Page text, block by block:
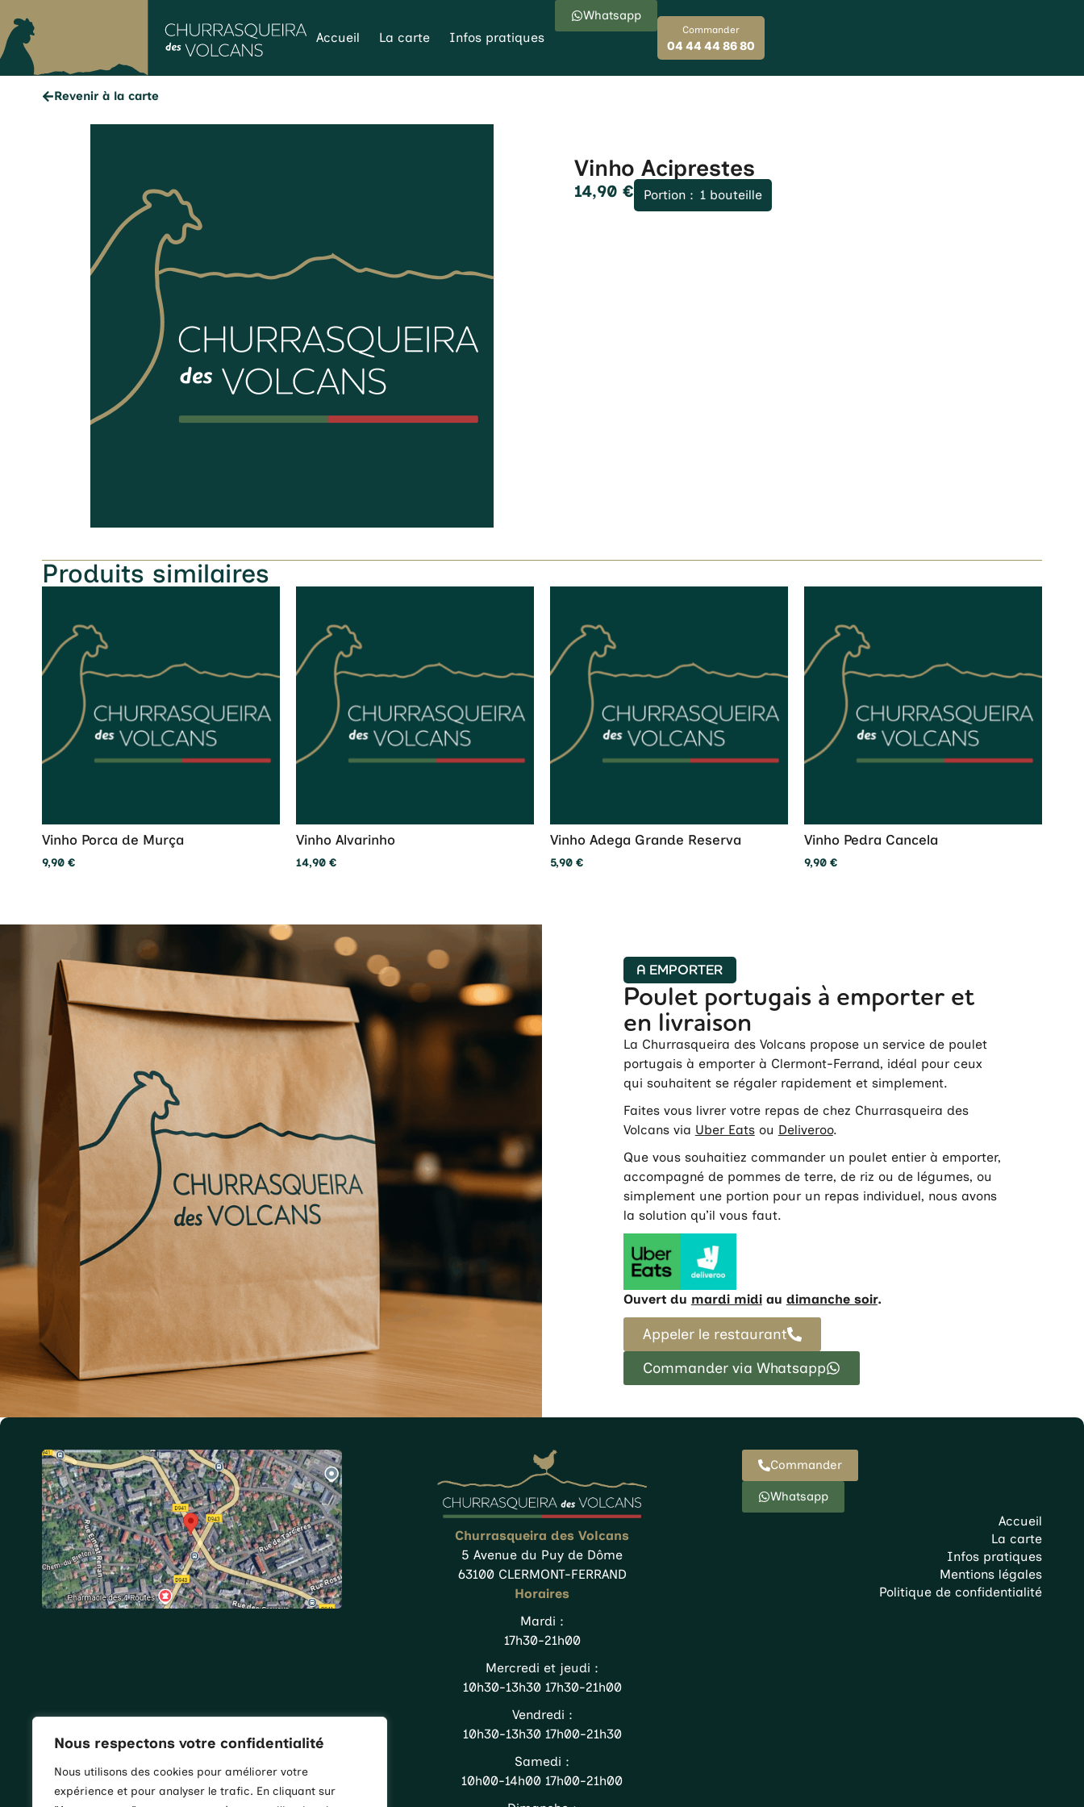
Nous respectons votre confidentialité
Nous utilisons des cookies pour améliorer votre
expérience et pour analyser le trafic. En cliquant sur
Accueil La carte Infos pratiques
Whatsapp
Commander
04 44 44 86 80
Revenir à la carte
Vinho Aciprestes
14,90 € Portion : 1 bouteille
Produits similaires
Vinho Porca de Murça
9,90 €
Vinho Alvarinho
14,90 €
Vinho Adega Grande Reserva
5,90 €
Vinho Pedra Cancela
9,90 €
A EMPORTER
Poulet portugais à emporter et
en livraison
La Churrasqueira des Volcans propose un service de poulet
portugais à emporter à Clermont-Ferrand, idéal pour ceux
qui souhaitent se régaler rapidement et simplement.
Faites vous livrer votre repas de chez Churrasqueira des
Volcans via Uber Eatsou Deliveroo.
Que vous souhaitiez commander un poulet entier à emporter,
accompagné de pommes de terre, de riz ou de légumes, ou
simplement une portion pour un repas individuel, nous avons
la solution qu’il vous faut.
Ouvert du mardi midiau dimanche soir.
Appeler le restaurant
Commander via Whatsapp
Churrasqueira des Volcans
5 Avenue du Puy de Dôme
63100 CLERMONT-FERRAND
Horaires
Mardi :
17h30-21h00
Mercredi et jeudi :
10h30-13h30 17h30-21h00
Vendredi :
10h30-13h30 17h00-21h30
Samedi :
10h00-14h00 17h00-21h00
Commander
Whatsapp
Accueil
La carte
Infos pratiques
Mentions légales
Politique de confidentialité